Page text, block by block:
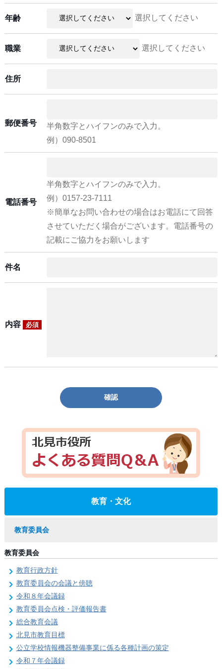
年齢 選択してください
職業 選択してください
住所
郵便番号
半角数字とハイフンのみで入力。
例）090-8501
電話番号
半角数字とハイフンのみで入力。
例）0157-23-7111
※簡単なお問い合わせの場合はお電話にて回答
させていただく場合がございます。電話番号の
記載にご協力をお願いします
件名
内容 必須
確認
教育・文化
教育委員会
教育委員会
教育行政方針
教育委員会の会議と傍聴
令和８年会議録
教育委員会点検・評価報告書
総合教育会議
北見市教育目標
公立学校情報機器整備事業に係る各種計画の策定
令和７年会議録